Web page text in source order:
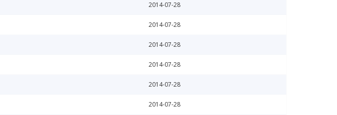
2014-07-28
2014-07-28
2014-07-28
2014-07-28
2014-07-28
2014-07-28